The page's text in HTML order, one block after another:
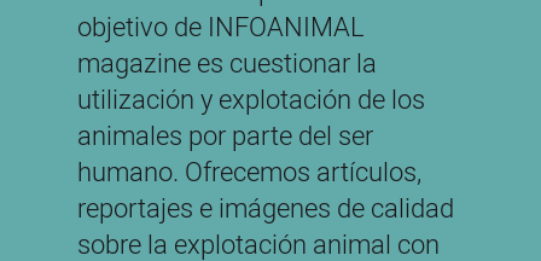
objetivo de INFOANIMAL
magazine es cuestionar la
utilización y explotación de los
animales por parte del ser
humano. Ofrecemos artículos,
reportajes e imágenes de calidad
sobre la explotación animal con